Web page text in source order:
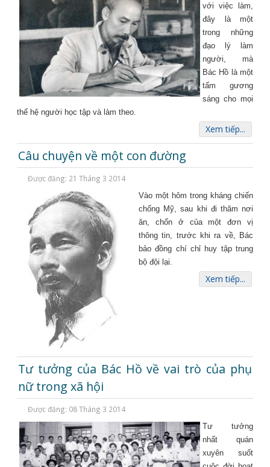
với việc làm,
đây là một
trong những
đạo lý làm
người, mà
Bác Hồ là một
tấm gương
sáng cho mọi
thế hệ người học tập và làm theo.
Xem tiếp...
Câu chuyện về một con đường
Được đăng: 21 Tháng 3 2014
Vào một hôm trong kháng chiến
chống Mỹ, sau khi đi thăm nơi
ăn, chốn ở của một đơn vị
thông tin, trước khi ra về, Bác
bảo đồng chí chỉ huy tập trung
bộ đội lại.
Xem tiếp...
Tư tưởng của Bác Hồ về vai trò của phụ
nữ trong xã hội
Được đăng: 08 Tháng 3 2014
Tư tưởng
nhất quán
xuyên suốt